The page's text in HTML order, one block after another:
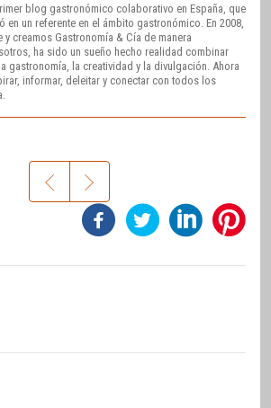
blog gastronómico colaborativo en España, que
en un referente en el ámbito gastronómico. En 2008,
creamos Gastronomía & Cía de manera
ha sido un sueño hecho realidad combinar
gastronomía, la creatividad y la divulgación. Ahora
informar, deleitar y conectar con todos los